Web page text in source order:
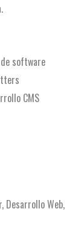
software
CMS
Desarrollo Web,